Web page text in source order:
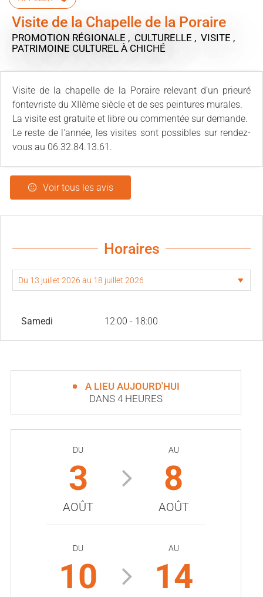
Visite de la Chapelle de la Poraire
PROMOTION RÉGIONALE , CULTURELLE , VISITE ,
PATRIMOINE CULTUREL À CHICHÉ
Visite de la chapelle de la Poraire relevant d’un prieuré
fontevriste du XIIème siècle et de ses peintures murales.
La visite est gratuite et libre ou commentée sur demande.
Le reste de l'année, les visites sont possibles sur rendez-
vous au 06.32.84.13.61.
Voir tous les avis
Horaires
Samedi 12:00 - 18:00
A LIEU AUJOURD'HUI
DANS 4 HEURES
DU
3
AOÛT
AU
8
AOÛT
DU
10
AU
14